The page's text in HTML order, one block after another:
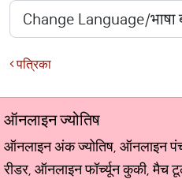
पत्रिका
ऑनलाइन ज्योतिष
ऑनलाइन अंक ज्योतिष, ऑनलाइन
रीडर, ऑनलाइन फॉर्च्यून कुकी, मैच